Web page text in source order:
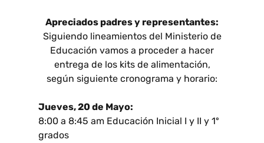
Apreciados padres y representantes:
Siguiendo lineamientos del Ministerio de
Educación vamos a proceder a hacer
entrega de los kits de alimentación,
según siguiente cronograma y horario:
Jueves, 20 de Mayo:
8:00 a 8:45 am Educación Inicial I y II y 1º
grados